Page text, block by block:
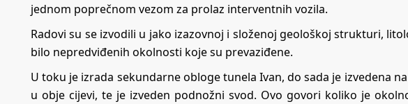
jednom poprečnom vezom za prolaz interventnih vozila.
Radovi su se izvodili u jako izazovnoj i složenoj geološkoj strukturi,
bilo nepredviđenih okolnosti koje su prevaziđene.
U toku je izrada sekundarne obloge tunela Ivan, do sada je izvedena
u obje cijevi, te je izveden podnožni svod. Ovo govori koliko je